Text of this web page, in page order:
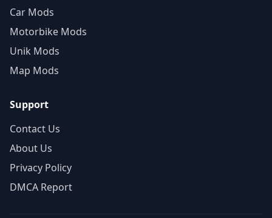
Car Mods
Motorbike Mods
Unik Mods
Map Mods
Support
Contact Us
About Us
Privacy Policy
DMCA Report